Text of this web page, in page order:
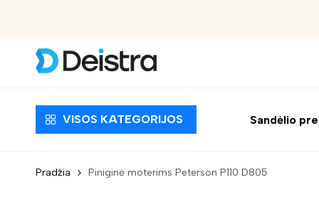
VISOS KATEGORIJOS Sandėlio
Pradžia Piniginė moterims Peterson P110 D805